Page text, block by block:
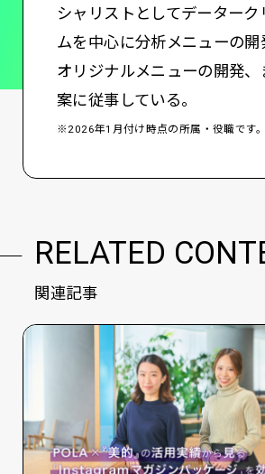
ン
シャリストとしてデーターク
ムを中心に分析メニューの開
オリジナルメニューの開発、
案に従事している。
※2026年1月付け時点の所属・役職です。
RELATED
関連記事